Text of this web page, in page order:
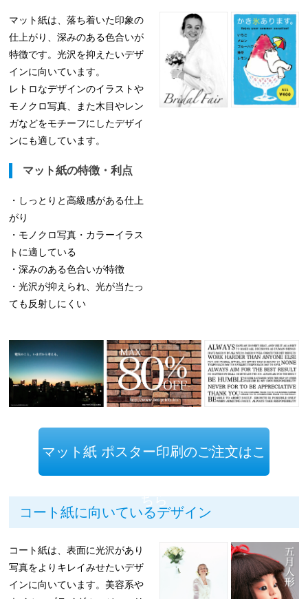
マット紙は、落ち着いた印象の
仕上がり、深みのある色合いが
特徴です。光沢を抑えたいデザ
インに向いています。
レトロなデザインのイラストや
モノクロ写真、また木目やレン
ガなどをモチーフにしたデザイ
ンにも適しています。
マット紙の特徴・利点
・しっとりと高級感がある仕上
がり
・モノクロ写真・カラーイラス
トに適している
・深みのある色合いが特徴
・光沢が抑えられ、光が当たっ
ても反射しにくい
マット紙 ポスター印刷のご注文はこ
ちら
コート紙に向いているデザイン
コート紙は、表面に光沢があり
写真をよりキレイみせたいデザ
インに向いています。美容系や